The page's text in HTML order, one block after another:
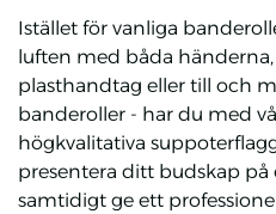
Istället för vanliga
luften med båda
plasthandtag eller till och
banderoller - har du med
högkvalitativa
presentera ditt budskap på
samtidigt ge ett